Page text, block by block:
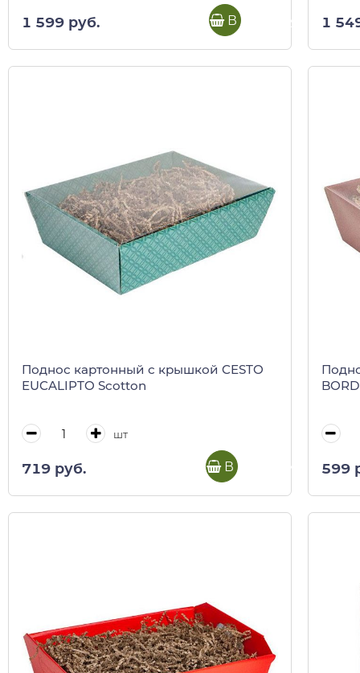
1 599 руб. В корзину 1
Поднос картонный с крышкой CESTO
EUCALIPTO Scotton
шт
719 руб. В корзину 599